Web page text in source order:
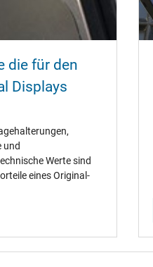
die für den
Displays
und
Werte sind
eines Original-